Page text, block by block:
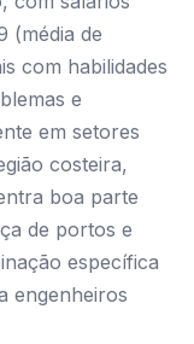
(média de
com habilidades
e
em setores
costeira,
boa parte
de portos e
específica
engenheiros